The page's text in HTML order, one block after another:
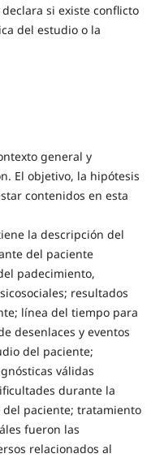
si existe conflicto
del estudio o la
general y
El objetivo, la hipótesis
contenidos en esta
la descripción del
del paciente
padecimiento,
resultados
línea del tiempo para
desenlaces y eventos
del paciente;
válidas
durante la
paciente; tratamiento
fueron las
relacionados al